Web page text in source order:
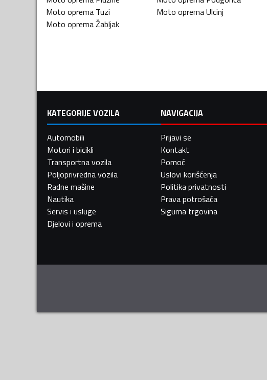
Moto oprema Tuzi Moto opremaUlcinj
Moto opremaŽabljak
KATEGORIJE VOZILA
Automobili
Motori i bicikli
Transportna vozila
Poljoprivredna vozila
Radne mašine
Nautika
Servis i usluge
Djelovi i oprema
NAVIGACIJA
Prijavi se
Kontakt
Pomoć
Uslovi korišćenja
Politika privatnosti
Prava potrošača
Sigurna trgovina